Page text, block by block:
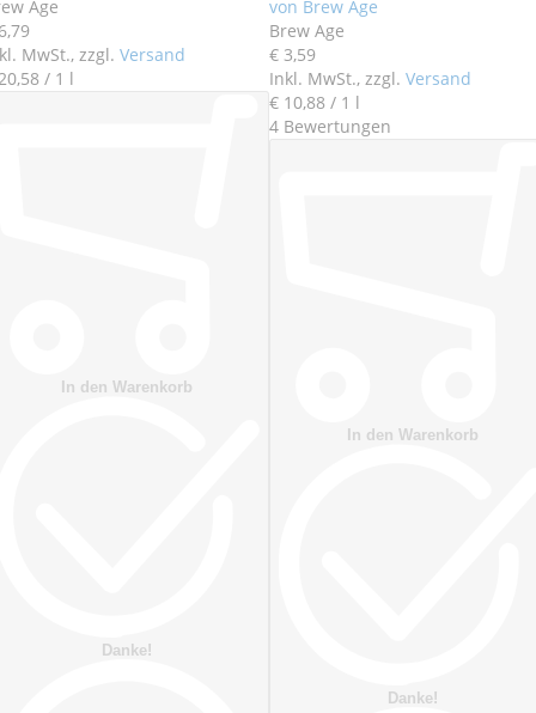
Age
,79
MwSt., zzgl. Versand
,58 / 1 l
In den Warenkorb
Danke!
von Brew Age
Brew Age
€ 3,59
Inkl. MwSt., zzgl. Versand
€ 10,88 / 1 l
4 Bewertungen
In den Warenkorb
Danke!